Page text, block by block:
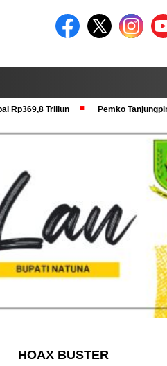
Rp369,8 Triliun Pemko
HOAX BUSTER